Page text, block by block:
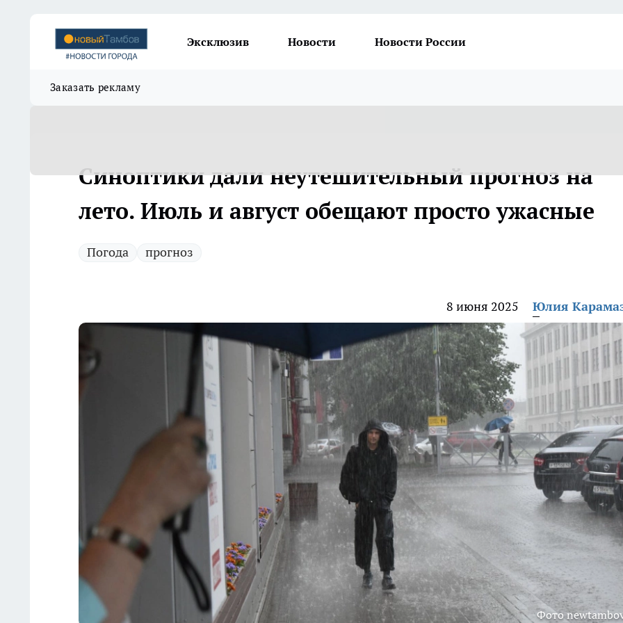
Эксклюзив Новости Новости России
Заказать рекламу
Синоптики дали неутешительный прогноз на
лето. Июль и август обещают просто ужасные
Погода прогноз
8 июня 2025 Юлия
Фото